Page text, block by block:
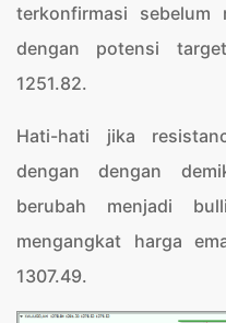
terkonfirmasi sebelum
dengan potensi
1251.82.
Hati-hati jika
dengan dengan
berubah menjadi
mengangkat harga
1307.49.